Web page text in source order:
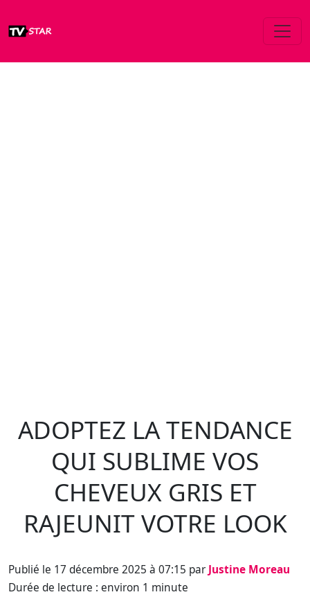
ADOPTEZ LA TENDANCE
QUI SUBLIME VOS
CHEVEUX GRIS ET
RAJEUNIT VOTRE LOOK
Publié le 17 décembre 2025 à 07:15 par Justine Moreau
Durée de lecture : environ 1 minute